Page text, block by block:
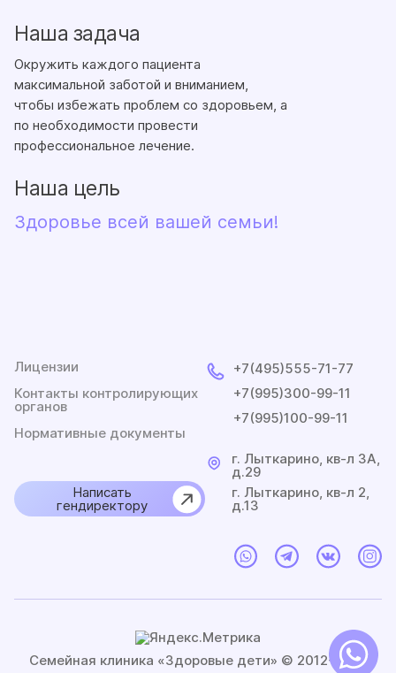
Наша задача
Окружить каждого пациента
максимальной заботой и вниманием,
чтобы избежать проблем со здоровьем, а
по необходимости провести
профессиональное лечение.
Наша цель
Здоровье всей вашей семьи!
Лицензии
Контакты контролирующих
органов
Нормативные документы
Написать
гендиректору
+7(495)555-71-77
+7(995)300-99-11
+7(995)100-99-11
г. Лыткарино, кв-л 3A,
д.29
г. Лыткарино, кв-л 2,
д.13
Семейная клиника «Здоровые дети» © 2012-2026